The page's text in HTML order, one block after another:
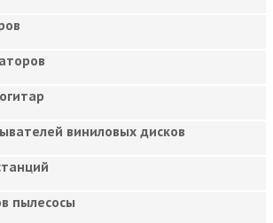
виниловых дисков
пылесосы